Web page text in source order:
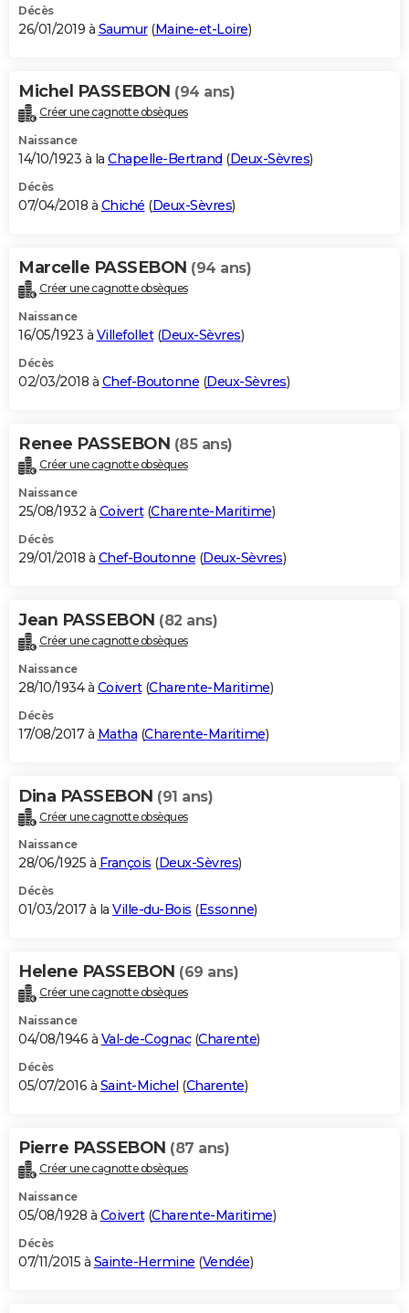
Décès
26/01/2019 à Saumur(Maine-et-Loire)
Michel PASSEBON (94 ans)
Créer une cagnotte obsèques
Naissance
14/10/1923 à la Chapelle-Bertrand (Deux-Sèvres)
Décès
07/04/2018 à Chiché (Deux-Sèvres)
Marcelle PASSEBON (94 ans)
Créer une cagnotte obsèques
Naissance
16/05/1923 à Villefollet(Deux-Sèvres)
Décès
02/03/2018 à Chef-Boutonne (Deux-Sèvres)
Renee PASSEBON (85 ans)
Créer une cagnotte obsèques
Naissance
25/08/1932 à Coivert(Charente-Maritime)
Décès
29/01/2018 à Chef-Boutonne (Deux-Sèvres)
Jean PASSEBON (82 ans)
Créer une cagnotte obsèques
Naissance
28/10/1934 à Coivert(Charente-Maritime)
Décès
17/08/2017 à Matha (Charente-Maritime)
Dina PASSEBON (91 ans)
Créer une cagnotte obsèques
Naissance
28/06/1925 à François (Deux-Sèvres)
Décès
01/03/2017 à la Ville-du-Bois (Essonne)
Helene PASSEBON (69 ans)
Créer une cagnotte obsèques
Naissance
04/08/1946 à Val-de-Cognac(Charente)
Décès
05/07/2016 à Saint-Michel (Charente)
Pierre PASSEBON (87 ans)
Créer une cagnotte obsèques
Naissance
05/08/1928 à Coivert(Charente-Maritime)
Décès
07/11/2015 à Sainte-Hermine (Vendée)